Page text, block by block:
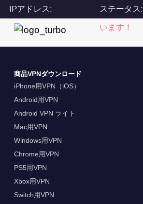
IPアドレス:
216.73.217.174
ステータス:
います！
商品VPNダウンロード
iPhone用VPN（iOS）
Android用VPN
Android VPN ライト
Mac用VPN
Windows用VPN
Chrome用VPN
PS5用VPN
Xbox用VPN
Switch用VPN